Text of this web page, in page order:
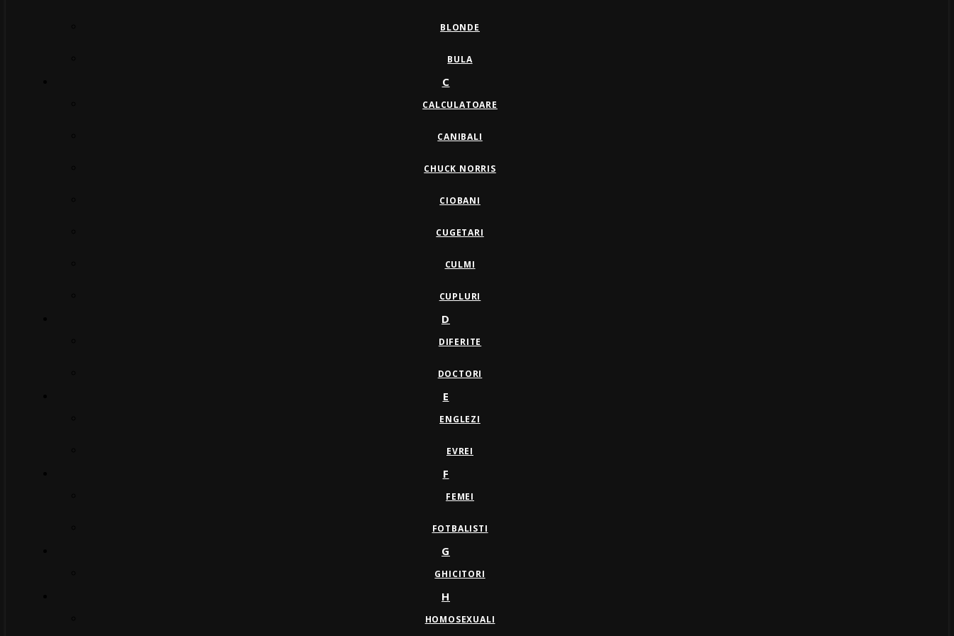
BLONDE
BULA
C
CALCULATOARE
CANIBALI
CHUCK NORRIS
CIOBANI
CUGETARI
CULMI
CUPLURI
D
DIFERITE
DOCTORI
E
ENGLEZI
EVREI
F
FEMEI
FOTBALISTI
G
GHICITORI
H
HOMOSEXUALI